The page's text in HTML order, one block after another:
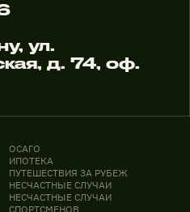
ул.
д. 74, оф.
ОСАГО
ИПОТЕКА
ПУТЕШЕСТВИЯ ЗА РУБЕЖ
НЕСЧАСТНЫЕ СЛУЧАИ
НЕСЧАСТНЫЕ СЛУЧАИ
СПОРТСМЕНОВ